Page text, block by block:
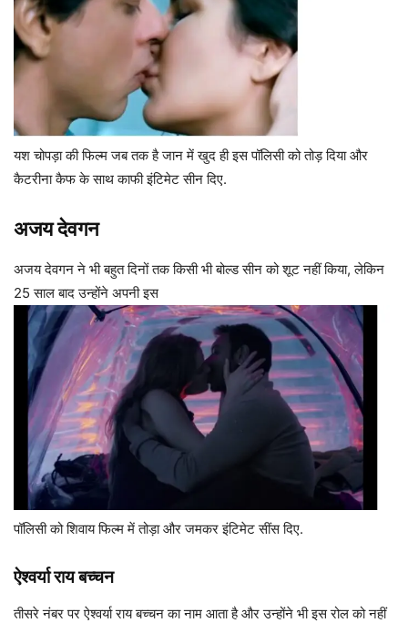
यश चोपड़ा की फिल्म जब तक है जान में खुद ही इस पॉलिसी को तोड़ दिया और
कैटरीना कैफ के साथ काफी इंटिमेट सीन दिए.
अजय देवगन
अजय देवगन ने भी बहुत दिनों तक किसी भी बोल्ड सीन को शूट नहीं किया, लेकिन
25 साल बाद उन्होंने अपनी इस
पॉलिसी को शिवाय फिल्म में तोड़ा और जमकर इंटिमेट सींस दिए.
ऐश्वर्या राय बच्चन
तीसरे नंबर पर ऐश्वर्या राय बच्चन का नाम आता है और उन्होंने भी इस रोल को नहीं